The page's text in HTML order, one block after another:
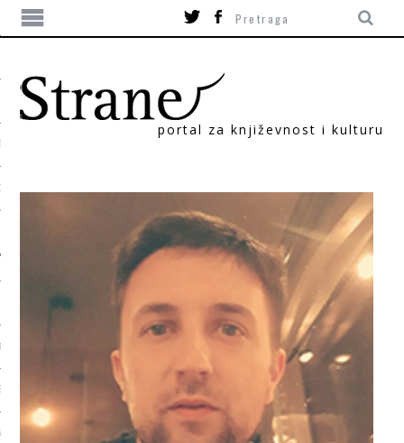
portal za književnost i kulturu